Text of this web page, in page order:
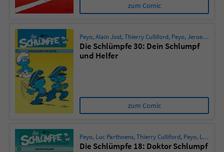
zum Comic
Peyo,Alain Jost,Thierry Culliford, Peyo,Jeroen de Coninck
Die Schlümpfe 30: Dein Schlumpf
und Helfer
zum Comic
Peyo, Luc Parthoens,Thierry Culliford, Peyo, Luc Parthoens
Die Schlümpfe 18: Doktor Schlumpf